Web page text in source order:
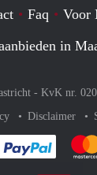
Faq Voor
in
- KvK nr.
Disclaimer
Je